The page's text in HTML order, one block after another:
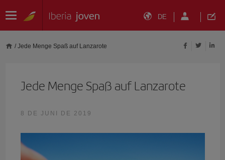
DE
/ Jede Menge Spaß auf Lanzarote
Jede Menge Spaß auf Lanzarote
8 DE JUNI DE 2019